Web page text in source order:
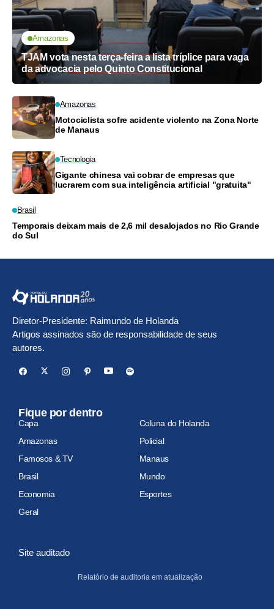
Amazonas
TJAM vota nesta terça-feira a lista tríplice para vaga
da advocacia pelo Quinto Constitucional
Amazonas
Motociclista sofre acidente violento na Zona Norte
de Manaus
Tecnologia
Gigante chinesa vai cobrar de empresas que
lucrarem com sua inteligência artificial "gratuita"
Brasil
Temporais deixam mais de 2,6 mil desalojados no Rio Grande
do Sul
Diretor-Presidente: Raimundo de Holanda
Artigos assinados são de responsabilidade de seus
autores.
Fique por dentro
Capa
Coluna do Holanda
Amazonas
Policial
Famosos & TV
Manaus
Brasil
Mundo
Economia
Esportes
Geral
Site auditado
Relatório de auditoria em atualização